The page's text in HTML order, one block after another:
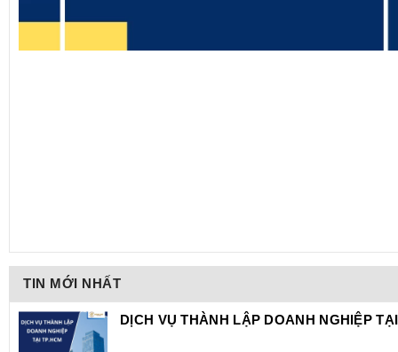
TIN MỚI NHẤT
DỊCH VỤ THÀNH LẬP DOANH NGHIỆP